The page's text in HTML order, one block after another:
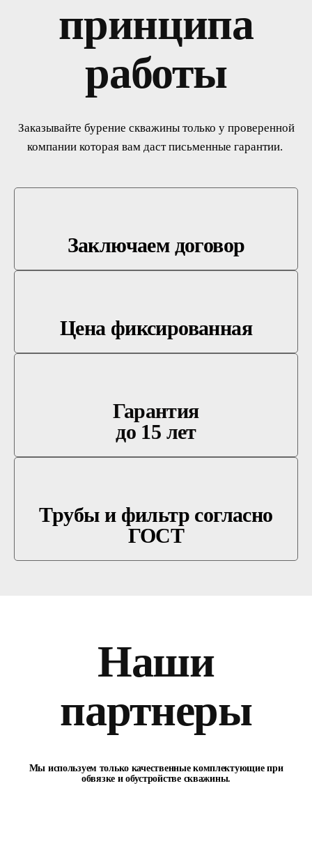
принципа
работы
Заказывайте бурение скважины только у проверенной
компании которая вам даст письменные гарантии.
Заключаем договор
Цена фиксированная
Гарантия
до 15 лет
Трубы и фильтр согласно
ГОСТ
Наши
партнеры
Мы используем только качественные комплектующие при
обвязке и обустройстве скважины.